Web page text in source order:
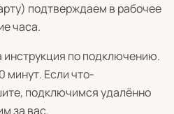
подтверждаем в рабочее
часа.
инструкция по подключению.
минут. Если что-
подключимся удалённо
за вас.